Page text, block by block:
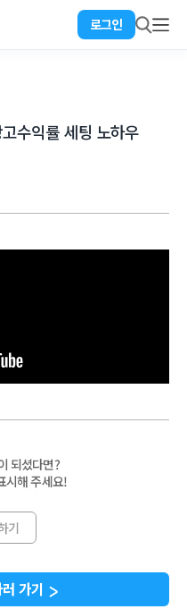
로그인
수익률 세팅 노하우
되셨다면?
시해 주세요!
기
가기